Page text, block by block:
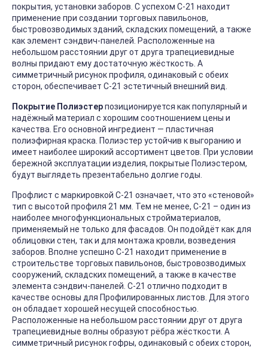
покрытия, установки заборов. С успехом С-21 находит
применение при создании торговых павильонов,
быстровозводимых зданий, складских помещений, а также
как элемент сэндвич-панелей. Расположенные на
небольшом расстоянии друг от друга трапециевидные
волны придают ему достаточную жёсткость. А
симметричный рисунок профиля, одинаковый с обеих
сторон, обеспечивает С-21 эстетичный внешний вид.
Покрытие Полиэстерпозиционируется как популярный и
надёжный материал с хорошим соотношением цены и
качества. Его основной ингредиент — пластичная
полиэфирная краска. Полиэстер устойчив к выгоранию и
имеет наиболее широкий ассортимент цветов. При условии
бережной эксплуатации изделия, покрытые Полиэстером,
будут выглядеть презентабельно долгие годы.
Профлист с маркировкой С-21 означает, что это «стеновой»
тип с высотой профиля 21 мм. Тем не менее, С-21 – один из
наиболее многофункциональных стройматериалов,
применяемый не только для фасадов. Он подойдёт как для
облицовки стен, так и для монтажа кровли, возведения
заборов. Вполне успешно С-21 находит применение в
строительстве торговых павильонов, быстровозводимых
сооружений, складских помещений, а также в качестве
элемента сэндвич-панелей. С-21 отлично подходит в
качестве основы для Профилированных листов. Для этого
он обладает хорошей несущей способностью.
Расположенные на небольшом расстоянии друг от друга
трапециевидные волны образуют рёбра жёсткости. А
симметричный рисунок гофры, одинаковый с обеих сторон,